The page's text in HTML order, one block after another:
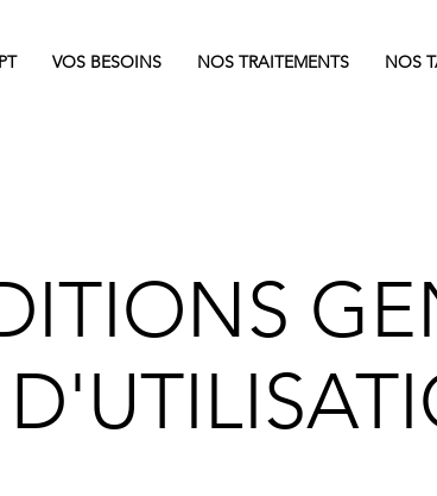
VOS BESOINS NOS TRAITEMENTS NOS